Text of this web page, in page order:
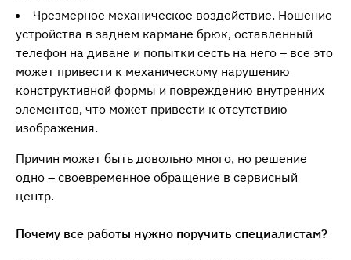
Чрезмерное механическое воздействие. Ношение
устройства в заднем кармане брюк, оставленный
телефон на диване и попытки сесть на него – все это
может привести к механическому нарушению
конструктивной формы и повреждению внутренних
элементов, что может привести к отсутствию
изображения.
Причин может быть довольно много, но решение
одно – своевременное обращение в сервисный
центр.
Почему все работы нужно поручить специалистам?